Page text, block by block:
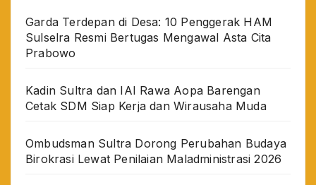
Garda Terdepan di Desa: 10 Penggerak HAM
Sulselra Resmi Bertugas Mengawal Asta Cita
Prabowo
Kadin Sultra dan IAI Rawa Aopa Barengan
Cetak SDM Siap Kerja dan Wirausaha Muda
Ombudsman Sultra Dorong Perubahan Budaya
Birokrasi Lewat Penilaian Maladministrasi 2026